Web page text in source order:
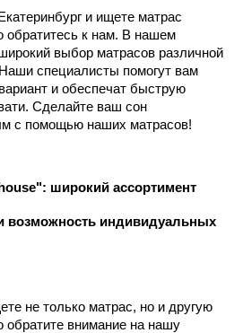
и ищете матрас
обратитесь к нам. В нашем
выбор матрасов различной
специалисты помогут вам
и обеспечат быструю
Сделайте ваш сон
с помощью наших матрасов!
широкий ассортимент
возможность индивидуальных
не только матрас, но и другую
обратите внимание на нашу